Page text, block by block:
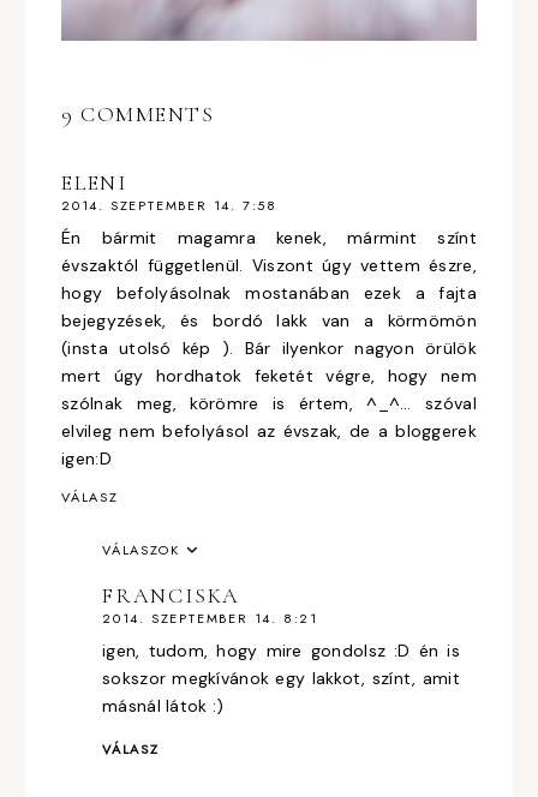
9 COMMENTS
ELENI
2014. SZEPTEMBER 14. 7:58
Én bármit magamra kenek, mármint színt
évszaktól függetlenül. Viszont úgy vettem észre,
hogy befolyásolnak mostanában ezek a fajta
bejegyzések, és bordó lakk van a körmömön
(insta utolsó kép ). Bár ilyenkor nagyon örülök
mert úgy hordhatok feketét végre, hogy nem
szólnak meg, körömre is értem, ^_^… szóval
elvileg nem befolyásol az évszak, de a bloggerek
igen:D
VÁLASZ
VÁLASZOK
FRANCISKA
2014. SZEPTEMBER 14. 8:21
igen, tudom, hogy mire gondolsz :D én is
sokszor megkívánok egy lakkot, színt, amit
másnál látok :)
VÁLASZ